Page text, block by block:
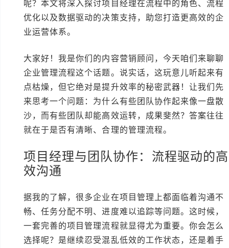
呢？本文将深入探讨项目经理在流程中的角色、流程
优化以及数据驱动的决策支持，助您打造更高效的企
业运营体系。
大家好！我是你们的内容营销顾问，今天咱们来聊聊
企业管理流程这个话题。说实话，这玩意儿听起来有
点枯燥，但它绝对是提升效率的秘密武器！让我们先
来思考一个问题：为什么有些团队协作起来像一盘散
沙，而有些团队却能高效运转，成果斐然？答案往往
就在于是否有清晰、合理的管理流程。
项目经理与团队协作：流程驱动的高
效沟通
据我的了解，很多企业在项目管理上都面临着沟通不
畅、任务分配不明、进度难以追踪等问题。这时候，
一套完善的项目管理流程就显得尤为重要。你会怎么
选择呢？是继续忍受混乱低效的工作状态，还是着手